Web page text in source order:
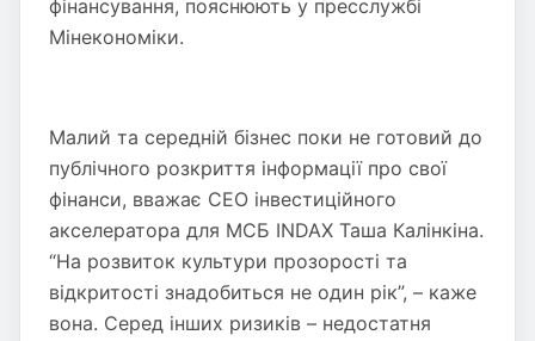
фінансування, пояснюють у пресслужбі
Мінекономіки.
Малий та середній бізнес поки не готовий до
публічного розкриття інформації про свої
фінанси, вважає СЕО інвестиційного
акселератора для МСБ INDAX Таша Калінкіна.
“На розвиток культури прозорості та
відкритості знадобиться не один рік”, – каже
вона. Серед інших ризиків – недостатня